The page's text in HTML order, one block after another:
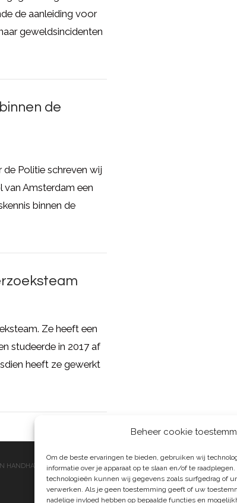
Beheer cookie
Om de beste ervaringen te bieden, gebruiken wij
informatie over je apparaat op te slaan en/of te
technologieën kunnen wij gegevens zoals surfgedrag of
verwerken. Als je geen toestemming geeft of uw
nadelige invloed hebben op bepaalde functies en
de aanleiding voor
geweldsincidenten
de
Politie schreven wij
van Amsterdam een
binnen de
Ze heeft een
studeerde in 2017 af
heeft ze gewerkt
HANDHAVING GROEP